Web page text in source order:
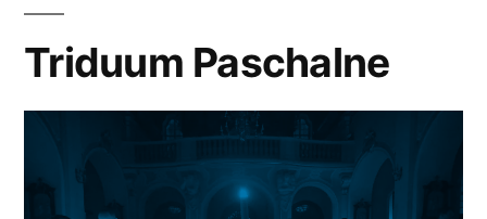
Triduum Paschalne